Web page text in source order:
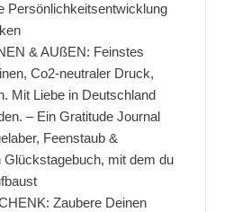
Persönlichkeitsentwicklung
& AUßEN: Feinstes
Co2-neutraler Druck,
Mit Liebe in Deutschland
– Ein Gratitude Journal
Feenstaub &
mit dem du
Zaubere Deinen